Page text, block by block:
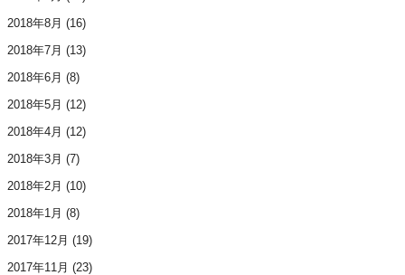
2018年8月 (16)
2018年7月 (13)
2018年6月 (8)
2018年5月 (12)
2018年4月 (12)
2018年3月 (7)
2018年2月 (10)
2018年1月 (8)
2017年12月 (19)
2017年11月 (23)